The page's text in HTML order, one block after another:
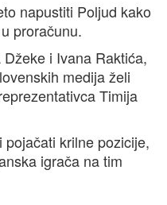
napustiti Poljud kako
proračunu.
i Ivana Raktića,
medija želi
Timija
krilne pozicije,
igrača na tim